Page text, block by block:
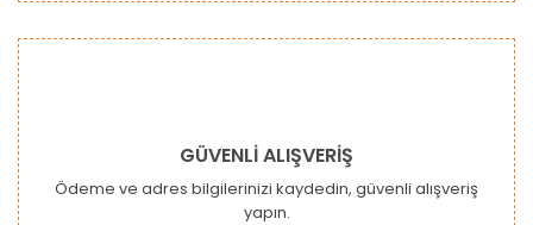
Gönder
GÜVENLİ ALIŞVERİŞ
Ödeme ve adres bilgilerinizi kaydedin, güvenli alışveriş
yapın.